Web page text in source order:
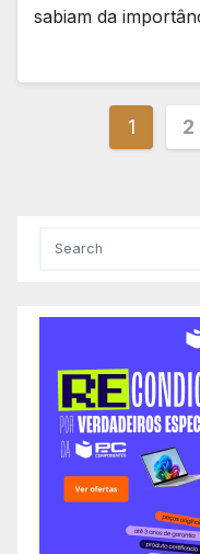
sabiam da
1 2